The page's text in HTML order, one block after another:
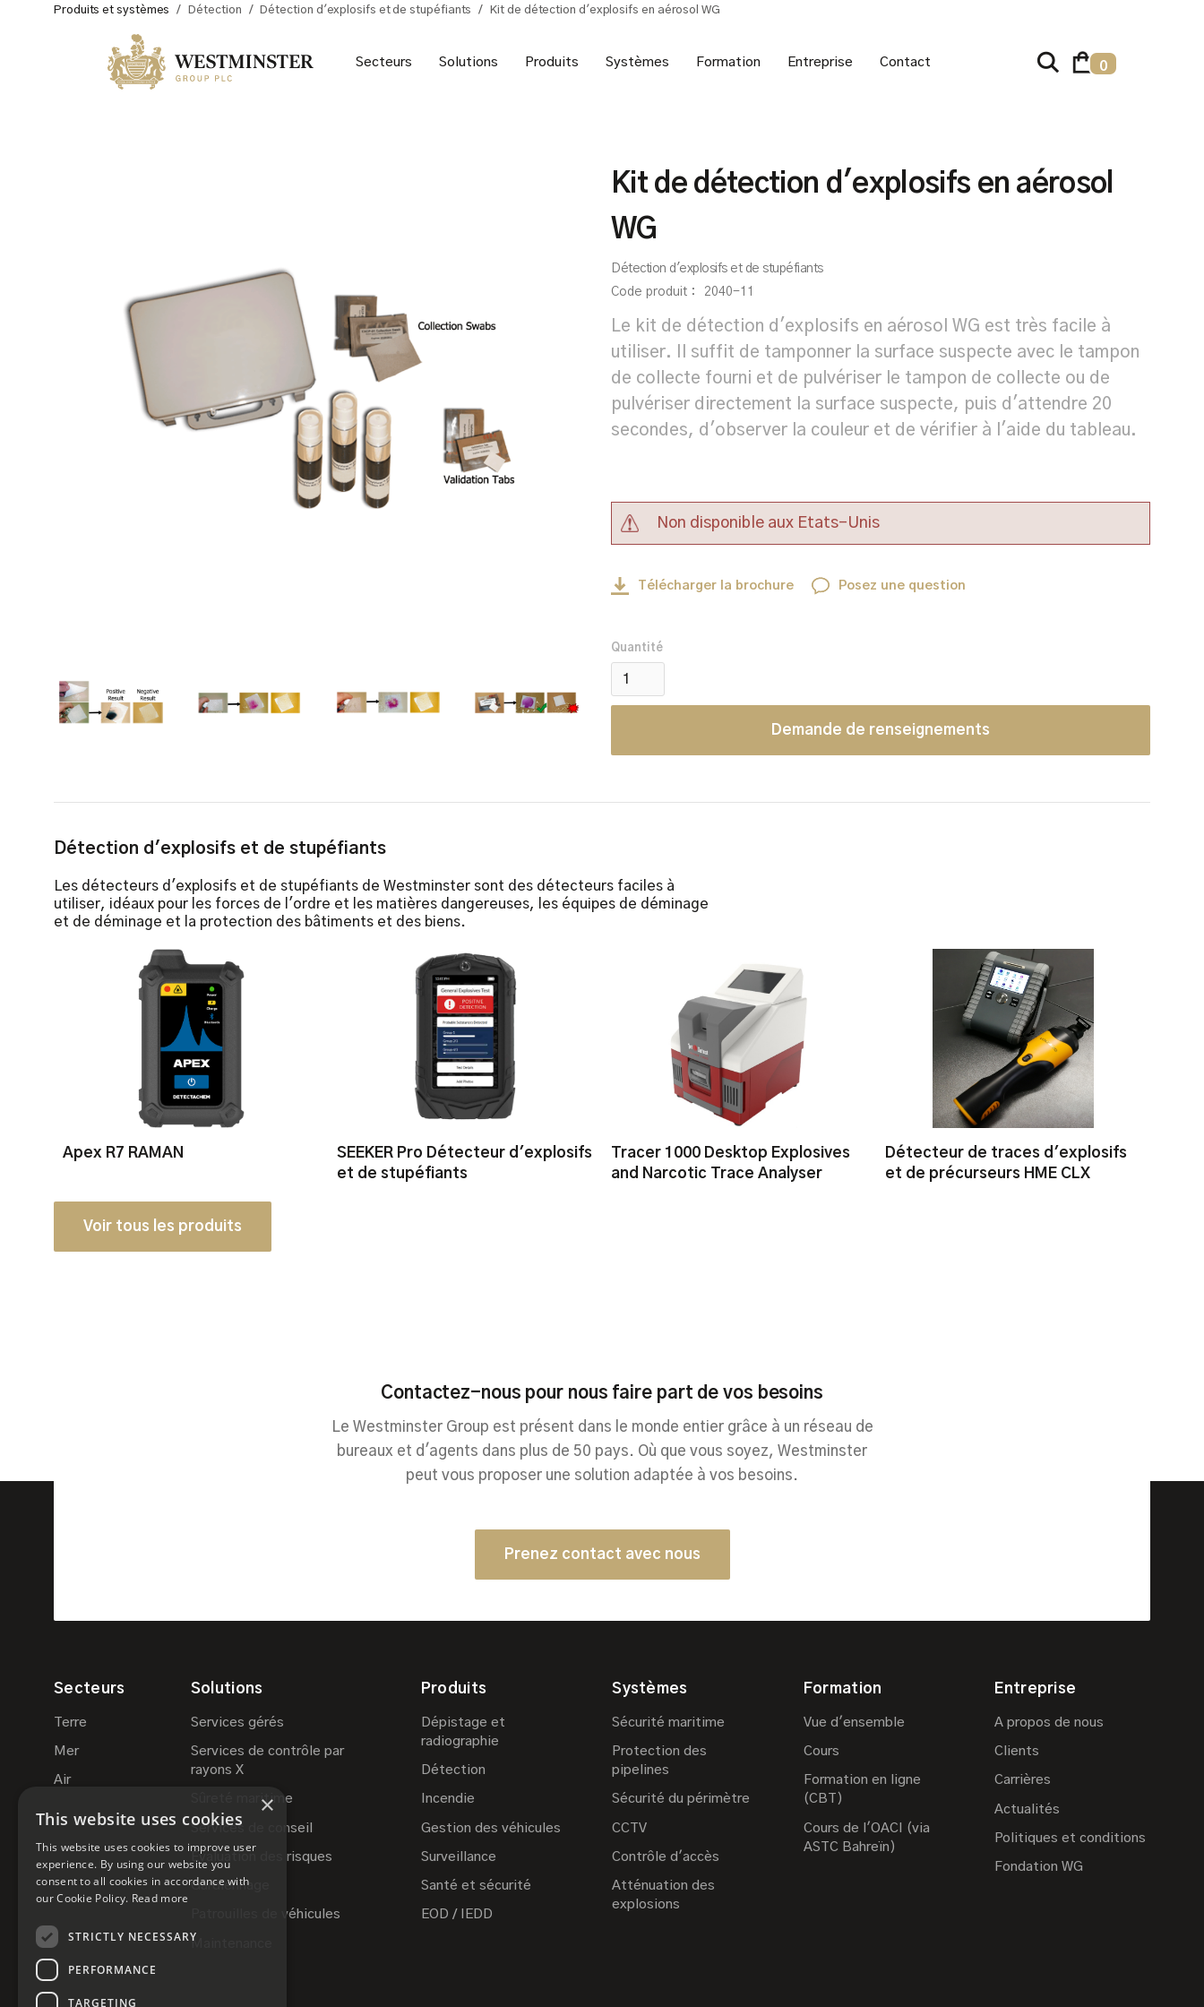
Produits et systèmes / Détection / Détection d'explosifs et de stupéfiants / Kit de détection d'explosifs en aérosol WG
Secteurs Solutions Produits Systèmes Formation Entreprise Contact 0
Kit de détection d'explosifs en aérosol
WG
Détection d'explosifs et de stupéfiants
Code produit :
2040-11
Le kit de détection d'explosifs en aérosol WG est très facile à
utiliser. Il suffit de tamponner la surface suspecte avec le tampon
de collecte fourni et de pulvériser le tampon de collecte ou de
pulvériser directement la surface suspecte, puis d'attendre 20
secondes, d'observer la couleur et de vérifier à l'aide du tableau.
Non disponible aux Etats-Unis
Télécharger la brochure Posez une question
Quantité
Demande de renseignements
Détection d'explosifs et de stupéfiants
Les détecteurs d'explosifs et de stupéfiants de Westminster sont des détecteurs faciles à
utiliser, idéaux pour les forces de l'ordre et les matières dangereuses, les équipes de déminage
et de déminage et la protection des bâtiments et des biens.
Apex R7 RAMAN
SEEKER Pro Détecteur d'explosifs
et de stupéfiants
Tracer 1000 Desktop Explosives
and Narcotic Trace Analyser
Détecteur de traces d'explosifs
et de précurseurs HME CLX
Voir tous les produits
Contactez-nous pour nous faire part de vos besoins
Le Westminster Group est présent dans le monde entier grâce à un réseau de
bureaux et d'agents dans plus de 50 pays. Où que vous soyez, Westminster
peut vous proposer une solution adaptée à vos besoins.
Prenez contact avec nous
Secteurs
Terre
Mer
Air
Solutions
Services gérés
Services de contrôle par
rayons X
Sûreté maritime
Services de conseil
Évaluation des risques
Gardiennage
Patrouilles de véhicules
Maintenance
Produits
Dépistage et
radiographie
Détection
Incendie
Gestion des véhicules
Surveillance
Santé et sécurité
EOD / IEDD
Systèmes
Sécurité maritime
Protection des
pipelines
Sécurité du périmètre
CCTV
Contrôle d'accès
Atténuation des
explosions
Formation
Vue d'ensemble
Cours
Formation en ligne
(CBT)
Cours de l'OACI (via
ASTC Bahreïn)
Entreprise
A propos de nous
Clients
Carrières
Actualités
Politiques et conditions
Fondation WG
×
This website uses cookies
This website uses cookies to improve user
experience. By using our website you
consent to all cookies in accordance with
our Cookie Policy. Read more
STRICTLY NECESSARY
PERFORMANCE
TARGETING